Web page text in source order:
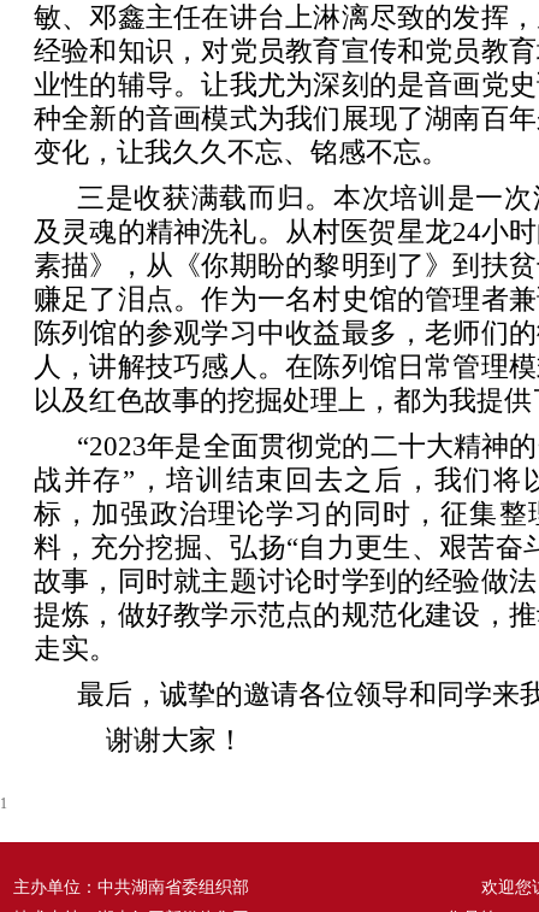
敏、邓鑫主任在讲台上淋漓尽致的发挥
经验和知识，对党员教育宣传和党员教
业性的辅导。让我尤为深刻的是音画党
种全新的音画模式为我们展现了湖南百
变化，让我久久不忘、铭感不忘。
三是收获满载而归。本次培训是一
及灵魂的精神洗礼。从村医贺星龙24小
素描》，从《你期盼的黎明到了》到扶
赚足了泪点。作为一名村史馆的管理者
陈列馆的参观学习中收益最多，老师们
人，讲解技巧感人。在陈列馆日常管理
以及红色故事的挖掘处理上，都为我提
“2023年是全面贯彻党的二十大精神
战并存”，培训结束回去之后，我们将
标，加强政治理论学习的同时，征集整
料，充分挖掘、弘扬“自力更生、艰苦奋
故事，同时就主题讨论时学到的经验做
提炼，做好教学示范点的规范化建设，
走实。
最后，诚挚的邀请各位领导和同学来
谢谢大家！
1
主办单位：中共湖南省委组织部
欢迎您